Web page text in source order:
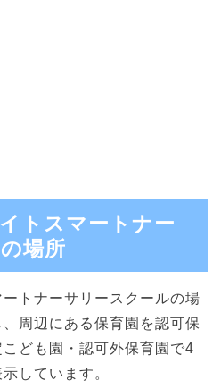
トスマートナー
場所
トナーサリースクールの場
周辺にある保育園を認可保
ども園・認可外保育園で4
しています。